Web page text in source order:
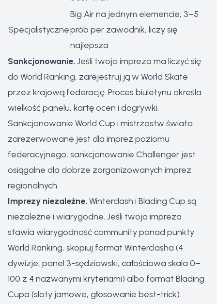
Specjalistyczne
Big Air na jednym elemencie; 3–5
prób per zawodnik, liczy się
najlepsza
Sankcjonowanie. Jeśli twoja impreza ma liczyć się
do World Ranking, zarejestruj ją w World Skate
przez krajową federację. Proces biuletynu określa
wielkość panelu, kartę ocen i dogrywki.
Sankcjonowanie World Cup i mistrzostw świata
zarezerwowane jest dla imprez poziomu
federacyjnego; sankcjonowanie Challenger jest
osiągalne dla dobrze zorganizowanych imprez
regionalnych.
Imprezy niezależne. Winterclash i Blading Cup są
niezależne i wiarygodne. Jeśli twoja impreza
stawia wiarygodność community ponad punkty
World Ranking, skopiuj format Winterclasha (4
dywizje, panel 3-sędziowski, całościowa skala 0–
100 z 4 nazwanymi kryteriami) albo format Blading
Cupa (sloty jamowe, głosowanie best-trick).